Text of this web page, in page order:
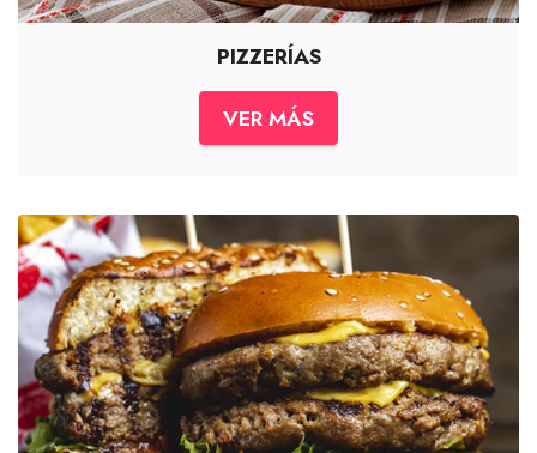
PIZZERÍAS
VER MÁS